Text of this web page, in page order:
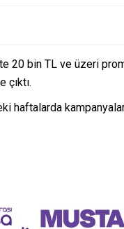
20 bin TL ve üzeri
çıktı.
haftalarda